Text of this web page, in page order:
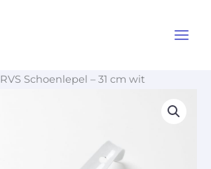
RVS Schoenlepel – 31 cm wit